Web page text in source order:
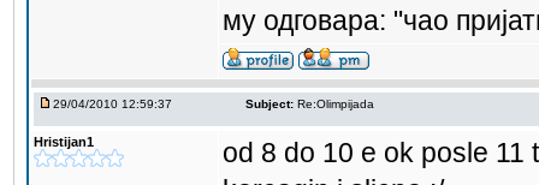
му одговара: "чао
29/04/2010 12:59:37 Subject: Re:Olimpijada
Hristijan1
od 8 do 10 e ok posle